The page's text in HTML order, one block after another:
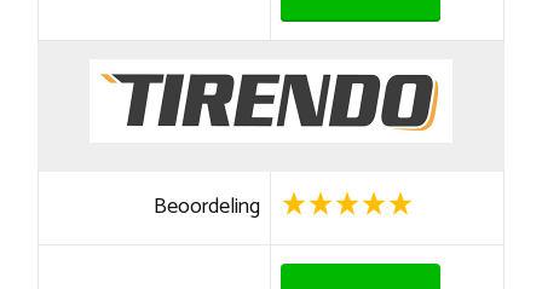
Beoordeling